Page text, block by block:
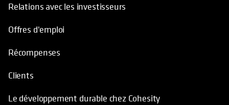
Relations avec les investisseurs
Offres d'emploi
Récompenses
Clients
Le développement durable chez Cohesity